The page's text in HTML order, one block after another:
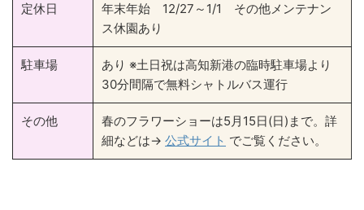
定休日
年末年始 12/27～1/1 その他メンテナン
ス休園あり
駐車場
あり ※土日祝は高知新港の臨時駐車場より
30分間隔で無料シャトルバス運行
その他
春のフラワーショーは5月15日(日)まで。詳
細などは→ 公式サイト でご覧ください。